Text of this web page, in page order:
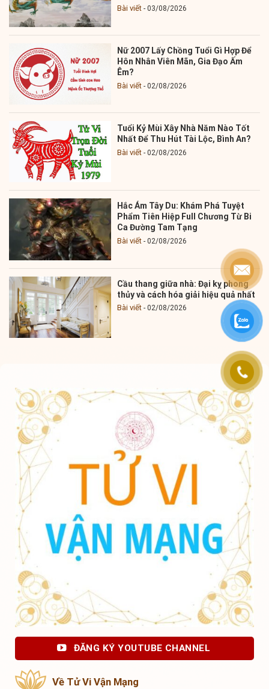
Bài viết 03/08/2026
Nữ 2007 Lấy Chồng Tuổi Gì Hợp Để
Hôn Nhân Viên Mãn, Gia Đạo Ấm
Êm?
Bài viết 02/08/2026
Tuổi Kỷ Mùi Xây Nhà Năm Nào Tốt
Nhất Để Thu Hút Tài Lộc, Bình An?
Bài viết 02/08/2026
Hắc Ám Tây Du: Khám Phá Tuyệt
Phẩm Tiên Hiệp Full Chương Từ Bi
Ca Đường Tam Tạng
Bài viết 02/08/2026
Cầu thang giữa nhà: Đại kỵ phong
thủy và cách hóa giải hiệu quả nhất
Bài viết 02/08/2026
ĐĂNG KÝ YOUTUBE CHANNEL
Về Tử Vi Vận Mạng